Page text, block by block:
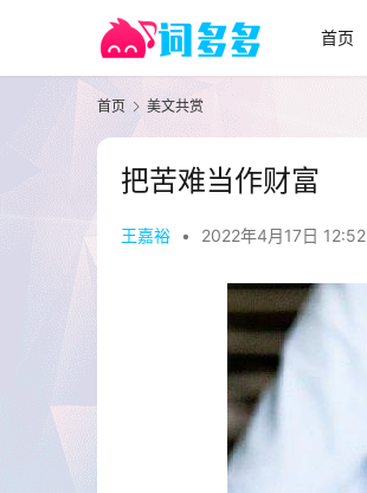
首页
首页 美文共赏
把苦难当作财富
王嘉裕 • 2022年4月17日 12:52